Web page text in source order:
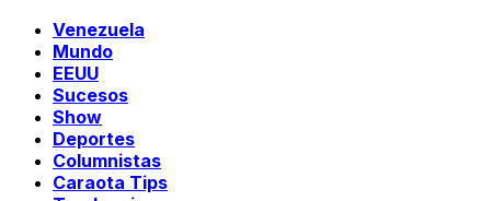
Venezuela
Mundo
EEUU
Sucesos
Show
Deportes
Columnistas
Caraota Tips